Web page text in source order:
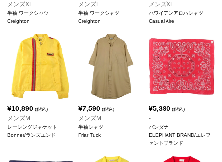
メンズXL
半袖 ワークシャツ
Creighton
メンズL
半袖 ワークシャツ
Creighton
メンズXL
ハワイアンアロハシャツ
Casual Aire
¥10,890 (税込)
メンズM
レーシングジャケット
Bonner/ランズエンド
¥7,590(税込)
メンズM
半袖シャツ
Friar Tuck
¥5,390 (税込)
-
バンダナ
ELEPHANT BRAND/エレフ
ァントブランド